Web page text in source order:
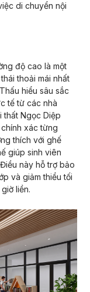
di chuyển nội
độ cao là một
thoải mái nhất
hiểu sâu sắc
tế từ các nhà
thất Ngọc Diệp
xác từng
thích với ghế
giúp sinh viên
này hỗ trợ bảo
và giảm thiểu tối
liền.